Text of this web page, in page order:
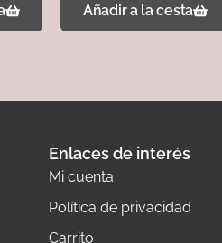
Añadir a la cesta
Enlaces de interés
Mi cuenta
Política de privacidad
Carrito